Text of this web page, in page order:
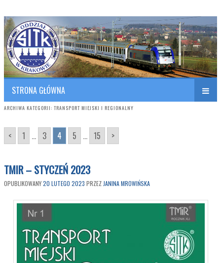
SITK RP Oddział w KRAKOWIE
Polish Association of Engineers & Technicians of Transportation
STRONA GŁÓWNA
ARCHIWA KATEGORII: TRANSPORT MIEJSKI I REGIONALNY
< 1 ... 3 4 5 ... 15 >
TMIR – STYCZEŃ 2023
OPUBLIKOWANY20 LUTEGO 2023 PRZEZ JANINA MROWIŃSKA